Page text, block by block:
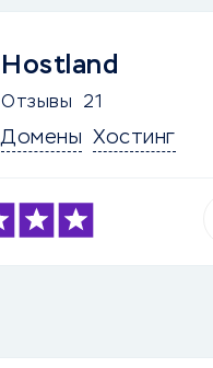
Hostland
Отзывы 21
Домены Хостинг